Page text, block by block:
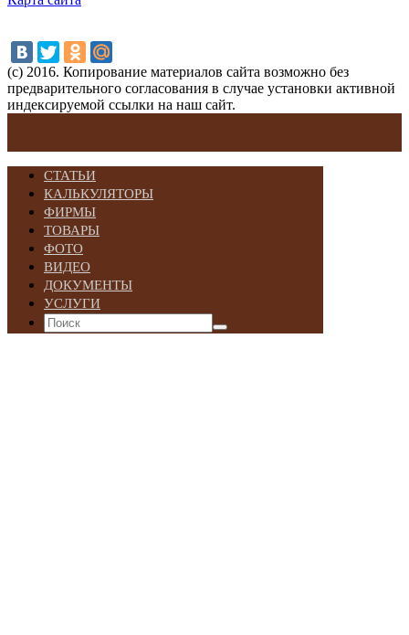
(с) 2016. Копирование материалов сайта возможно без
предварительного согласования в случае установки активной
индексируемой ссылки на наш сайт.
СТАТЬИ
КАЛЬКУЛЯТОРЫ
ФИРМЫ
ТОВАРЫ
ФОТО
ВИДЕО
ДОКУМЕНТЫ
УСЛУГИ